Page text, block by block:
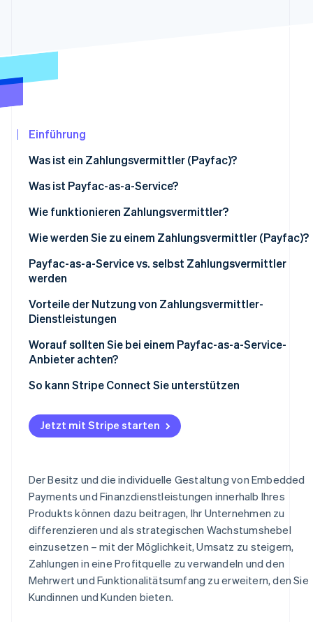
Stripe-Sessions 2026
Jetzt ansehen
Einführung
Was ist ein Zahlungsvermittler (Payfac)?
Was ist Payfac-as-a-Service?
Zahlungsvermittler vs. ISO
Zahlungsvermittler vs. Zahlungsaggregator
Wie funktionieren Zahlungsvermittler?
Wie werden Sie zu einem Zahlungsvermittler (Payfac)?
Payfac-as-a-Service vs. selbst Zahlungsvermittler
werden
Vorteile der Nutzung von Zahlungsvermittler-
Dienstleistungen
Neue Umsatzquelle aus Zahlungen erschließen
Weniger Fachkenntnisse, weniger operativer Aufwand
Worauf sollten Sie bei einem Payfac-as-a-Service-
Anbieter achten?
So kann Stripe Connect Sie unterstützen
Jetzt mit Stripe starten
Der Besitz und die individuelle Gestaltung von Embedded
Payments und Finanzdienstleistungen innerhalb Ihres
Produkts können dazu beitragen, Ihr Unternehmen zu
differenzieren und als strategischen Wachstumshebel
einzusetzen – mit der Möglichkeit, Umsatz zu steigern,
Zahlungen in eine Profitquelle zu verwandeln und den
Mehrwert und Funktionalitätsumfang zu erweitern, den Sie
Kundinnen und Kunden bieten.